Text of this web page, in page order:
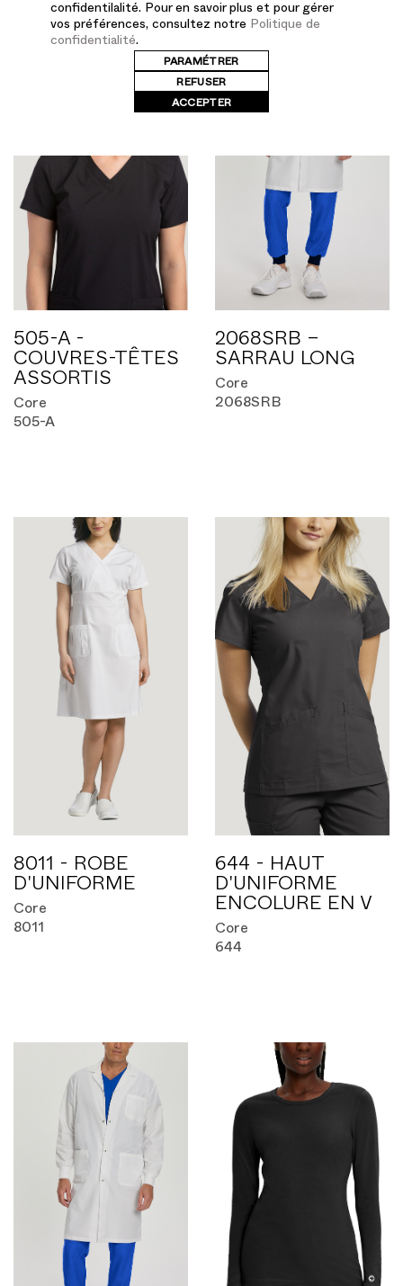
505-A -
COUVRES-TÊTES
ASSORTIS
Core
505-A
2068SRB –
SARRAU LONG
Core
2068SRB
8011 - ROBE
D'UNIFORME
Core
8011
644 - HAUT
D'UNIFORME
ENCOLURE EN V
Core
644
confidentilalité. Pour en savoir plus et pour gérer
vos préférences, consultez notre Politique de
confidentialité
PARAMÉTRER
REFUSER
ACCEPTER